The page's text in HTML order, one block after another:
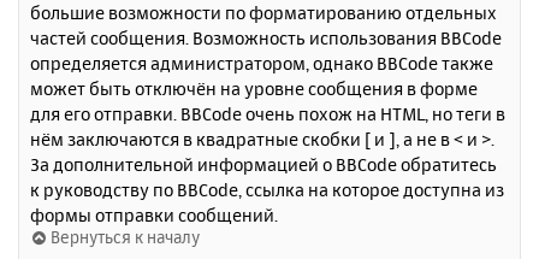
большие возможности по форматированию отдельных
частей сообщения. Возможность использования BBCode
определяется администратором, однако BBCode также
может быть отключён на уровне сообщения в форме
для его отправки. BBCode очень похож на HTML, но теги в
нём заключаются в квадратные скобки [ и ], а не в < и >.
За дополнительной информацией о BBCode обратитесь
к руководству по BBCode, ссылка на которое доступна из
формы отправки сообщений.
Вернуться к началу